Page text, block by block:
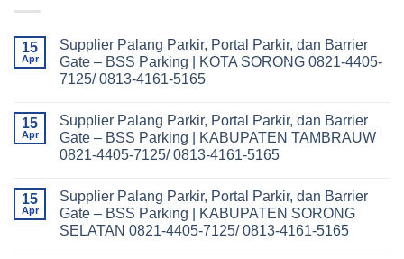
15
Apr
Supplier Palang Parkir, Portal Parkir, dan Barrier
Gate – BSS Parking | KOTA SORONG 0821-4405-
7125/ 0813-4161-5165
on
Supplier
Palang
Parkir,
dan
Barrier
Gate
–
BSS
15
Apr
Supplier Palang Parkir, Portal Parkir, dan Barrier
Gate – BSS Parking | KABUPATEN TAMBRAUW
0821-4405-7125/ 0813-4161-5165
on
Supplier
Palang
Parkir,
15
Apr
Supplier Palang Parkir, Portal Parkir, dan Barrier
Gate – BSS Parking | KABUPATEN SORONG
SELATAN 0821-4405-7125/ 0813-4161-5165